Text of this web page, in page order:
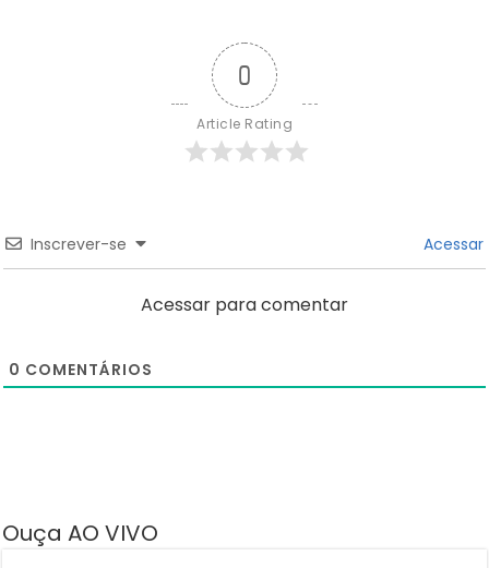
0
Article Rating
Inscrever-se Acessar
Acessar para comentar
0 COMENTÁRIOS
Ouça AO VIVO